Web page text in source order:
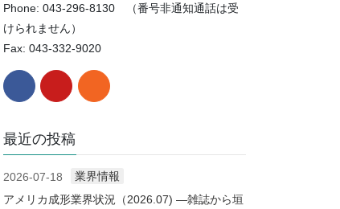
Phone: 043-296-8130 （番号非通知通話は受
けられません）
Fax: 043-332-9020
最近の投稿
2026-07-18
業界情報
アメリカ成形業界状況（2026.07) ―雑誌から垣